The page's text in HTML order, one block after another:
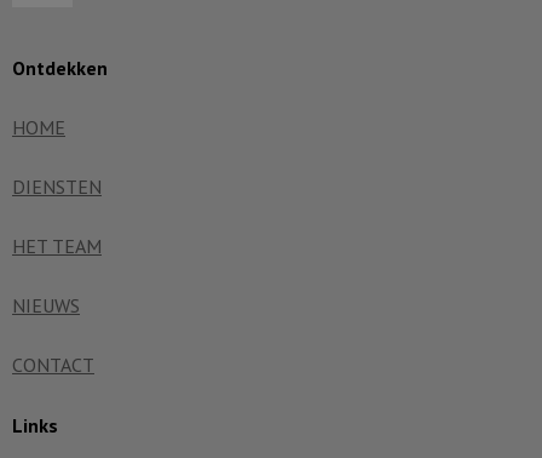
Ontdekken
HOME
DIENSTEN
HET TEAM
NIEUWS
CONTACT
Links